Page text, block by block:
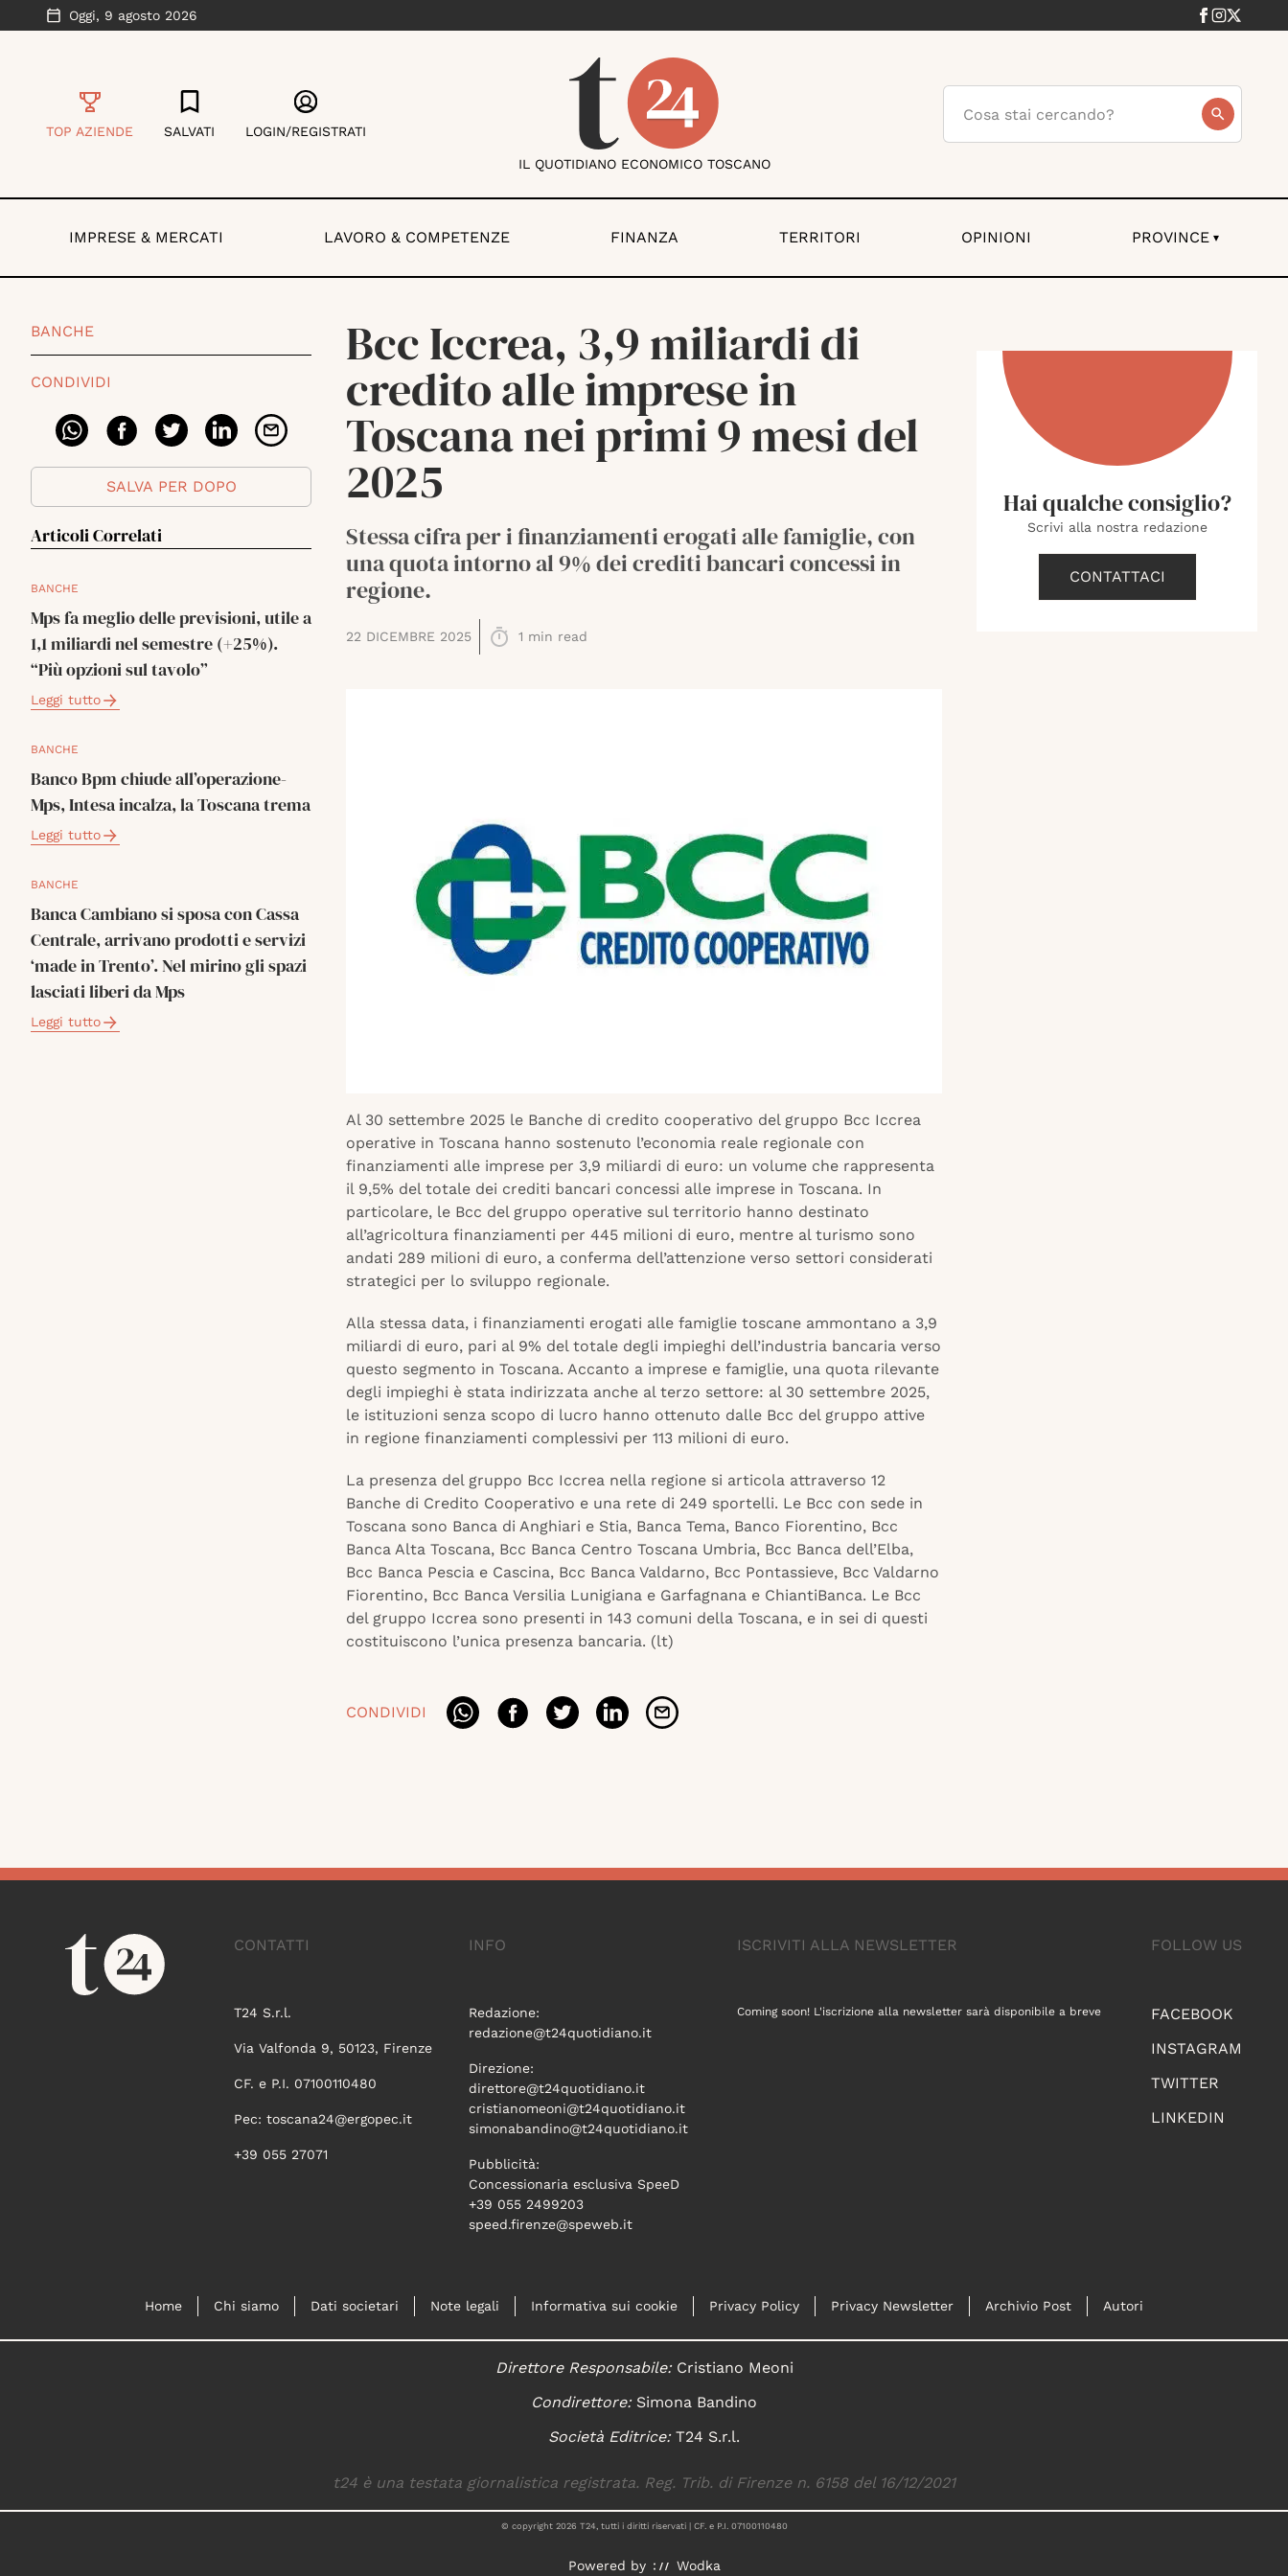
Oggi, 9 agosto 2026
TOP AZIENDE SALVATI LOGIN/REGISTRATI
IL QUOTIDIANO ECONOMICO TOSCANO
IMPRESE & MERCATI LAVORO & COMPETENZE FINANZA TERRITORI OPINIONI PROVINCE ▾
BANCHE
CONDIVIDI
SALVA PER DOPO
Articoli Correlati
BANCHE
Mps fa meglio delle previsioni, utile a
1,1 miliardi nel semestre (+25%).
“Più opzioni sul tavolo”
Leggi tutto
BANCHE
Banco Bpm chiude all’operazione-
Mps, Intesa incalza, la Toscana trema
Leggi tutto
BANCHE
Banca Cambiano si sposa con Cassa
Centrale, arrivano prodotti e servizi
‘made in Trento’. Nel mirino gli spazi
lasciati liberi da Mps
Leggi tutto
Bcc Iccrea, 3,9 miliardi di
credito alle imprese in
Toscana nei primi 9 mesi del
2025
Stessa cifra per i finanziamenti erogati alle famiglie, con
una quota intorno al 9% dei crediti bancari concessi in
regione.
22 DICEMBRE 2025 1 min read
Al 30 settembre 2025 le Banche di credito cooperativo del gruppo Bcc Iccrea
operative in Toscana hanno sostenuto l’economia reale regionale con
finanziamenti alle imprese per 3,9 miliardi di euro: un volume che rappresenta
il 9,5% del totale dei crediti bancari concessi alle imprese in Toscana. In
particolare, le Bcc del gruppo operative sul territorio hanno destinato
all’agricoltura finanziamenti per 445 milioni di euro, mentre al turismo sono
andati 289 milioni di euro, a conferma dell’attenzione verso settori considerati
strategici per lo sviluppo regionale.
Alla stessa data, i finanziamenti erogati alle famiglie toscane ammontano a 3,9
miliardi di euro, pari al 9% del totale degli impieghi dell’industria bancaria verso
questo segmento in Toscana. Accanto a imprese e famiglie, una quota rilevante
degli impieghi è stata indirizzata anche al terzo settore: al 30 settembre 2025,
le istituzioni senza scopo di lucro hanno ottenuto dalle Bcc del gruppo attive
in regione finanziamenti complessivi per 113 milioni di euro.
La presenza del gruppo Bcc Iccrea nella regione si articola attraverso 12
Banche di Credito Cooperativo e una rete di 249 sportelli. Le Bcc con sede in
Toscana sono Banca di Anghiari e Stia, Banca Tema, Banco Fiorentino, Bcc
Banca Alta Toscana, Bcc Banca Centro Toscana Umbria, Bcc Banca dell’Elba,
Bcc Banca Pescia e Cascina, Bcc Banca Valdarno, Bcc Pontassieve, Bcc Valdarno
Fiorentino, Bcc Banca Versilia Lunigiana e Garfagnana e ChiantiBanca. Le Bcc
del gruppo Iccrea sono presenti in 143 comuni della Toscana, e in sei di questi
costituiscono l’unica presenza bancaria. (lt)
CONDIVIDI
Hai qualche consiglio?
Scrivi alla nostra redazione
CONTATTACI
CONTATTI
T24 S.r.l.
Via Valfonda 9, 50123, Firenze
CF. e P.I. 07100110480
Pec: toscana24@ergopec.it
+39 055 27071
INFO
Redazione:
redazione@t24quotidiano.it
Direzione:
direttore@t24quotidiano.it
cristianomeoni@t24quotidiano.it
simonabandino@t24quotidiano.it
Pubblicità:
Concessionaria esclusiva SpeeD
+39 055 2499203
speed.firenze@speweb.it
FOLLOW US
FACEBOOK
INSTAGRAM
TWITTER
LINKEDIN
ISCRIVITI ALLA NEWSLETTER
Coming soon! L'iscrizione alla newsletter sarà disponibile a breve
Home Chi siamo Dati societari Note legali Informativa sui cookie Privacy Policy Privacy Newsletter Archivio Post Autori
Direttore Responsabile:Cristiano Meoni
Condirettore:Simona Bandino
Società Editrice:T24 S.r.l.
t24 è una testata giornalistica registrata. Reg. Trib. di Firenze n. 6158 del 16/12/2021
© copyright 2026 T24, tutti i diritti riservati | CF. e P.I. 07100110480
Powered by Wodka